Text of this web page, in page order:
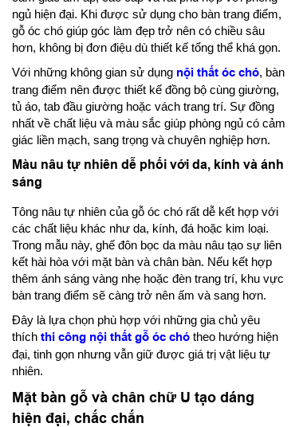
ngủ hiện đại. Khi được sử dụng cho bàn trang điểm,
gỗ óc chó giúp góc làm đẹp trở nên có chiều sâu
hơn, không bị đơn điệu dù thiết kế tổng thể khá gọn.
Với những không gian sử dụng nội thất óc chó, bàn
trang điểm nên được thiết kế đồng bộ cùng giường,
tủ áo, tab đầu giường hoặc vách trang trí. Sự đồng
nhất về chất liệu và màu sắc giúp phòng ngủ có cảm
giác liền mạch, sang trọng và chuyên nghiệp hơn.
Màu nâu tự nhiên dễ phối với da, kính và ánh
sáng
Tông nâu tự nhiên của gỗ óc chó rất dễ kết hợp với
các chất liệu khác như da, kính, đá hoặc kim loại.
Trong mẫu này, ghế đôn bọc da màu nâu tạo sự liên
kết hài hòa với mặt bàn và chân bàn. Nếu kết hợp
thêm ánh sáng vàng nhẹ hoặc đèn trang trí, khu vực
bàn trang điểm sẽ càng trở nên ấm và sang hơn.
Đây là lựa chọn phù hợp với những gia chủ yêu
thích thi công nội thất gỗ óc chó theo hướng hiện
đại, tinh gọn nhưng vẫn giữ được giá trị vật liệu tự
nhiên.
Mặt bàn gỗ và chân chữ U tạo dáng
hiện đại, chắc chắn